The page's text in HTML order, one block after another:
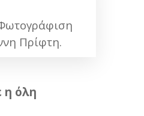
Πρίφτη.
όλη